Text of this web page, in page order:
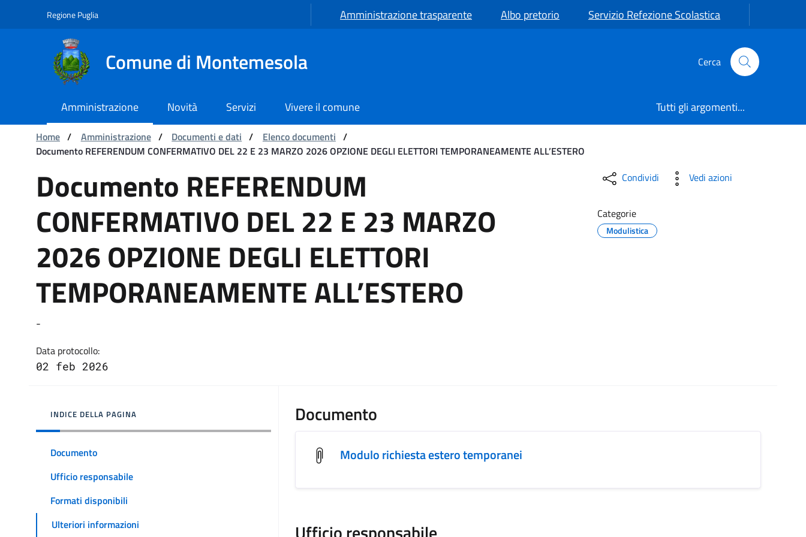
Navigazione
Salta al contenuto
Regione Puglia Amministrazione trasparente Albo pretorio Servizio Refezione Scolastica
Comune di Montemesola Cerca
Amministrazione Novità Servizi Vivere il comune
Tutti gli argomenti...
Ti trovi in:
Home / Amministrazione / Documenti e dati / Elenco documenti /
Documento REFERENDUM CONFERMATIVO DEL 22 E 23 MARZO 2026 OPZIONE DEGLI ELETTORI TEMPORANEAMENTE ALL’ESTERO
Documento REFERENDUM CONFERMATIVO DEL 22 E 23 MARZO 2026
Documento REFERENDUM
CONFERMATIVO DEL 22 E 23 MARZO
2026 OPZIONE DEGLI ELETTORI
TEMPORANEAMENTE ALL’ESTERO
-
Data protocollo:
02 feb 2026
Condividi Vedi azioni
Categorie
Modulistica
INDICE DELLA PAGINA
Documento
Ufficio responsabile
Formati disponibili
Ulteriori informazioni
Documento
Modulo richiesta estero temporanei